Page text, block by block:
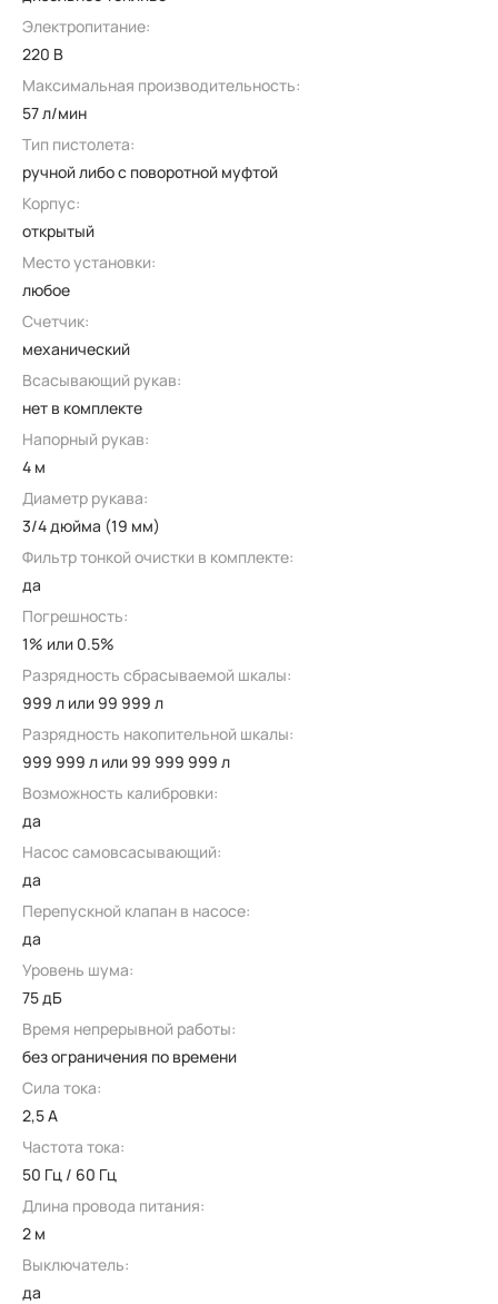
Электропитание:
220 В
Максимальная производительность:
57 л/мин
Тип пистолета:
ручной либо с поворотной муфтой
Корпус:
открытый
Место установки:
любое
Счетчик:
механический
Всасывающий рукав:
нет в комплекте
Напорный рукав:
4 м
Диаметр рукава:
3/4 дюйма (19 мм)
Фильтр тонкой очистки в комплекте:
да
Погрешность:
1% или 0.5%
Разрядность сбрасываемой шкалы:
999 л или 99 999 л
Разрядность накопительной шкалы:
999 999 л или 99 999 999 л
Возможность калибровки:
да
Насос самовсасывающий:
да
Перепускной клапан в насосе:
да
Уровень шума:
75 дБ
Время непрерывной работы:
без ограничения по времени
Сила тока:
2,5 А
Частота тока:
50 Гц / 60 Гц
Длина провода питания:
2 м
Выключатель:
да